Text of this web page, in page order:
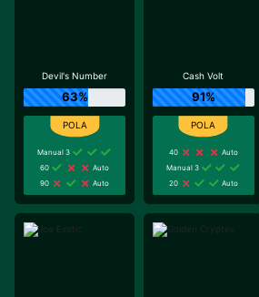
Devil's Number
63%
Manual 3
60
Auto
90
Auto
Cash Volt
91%
40
Auto
Manual 3
20
Auto